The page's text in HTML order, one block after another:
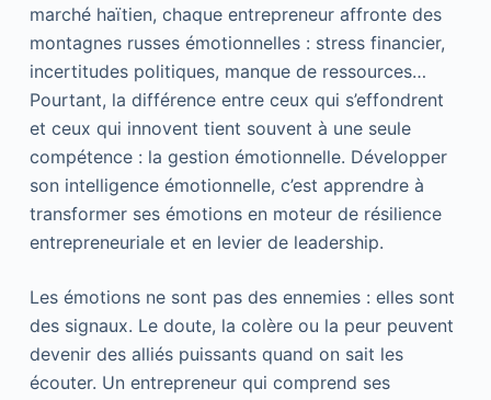
marché haïtien, chaque entrepreneur affronte des
montagnes russes émotionnelles : stress financier,
incertitudes politiques, manque de ressources…
Pourtant, la différence entre ceux qui s’effondrent
et ceux qui innovent tient souvent à une seule
compétence : la gestion émotionnelle. Développer
son intelligence émotionnelle, c’est apprendre à
transformer ses émotions en moteur de résilience
entrepreneuriale et en levier de leadership.
Les émotions ne sont pas des ennemies : elles sont
des signaux. Le doute, la colère ou la peur peuvent
devenir des alliés puissants quand on sait les
écouter. Un entrepreneur qui comprend ses